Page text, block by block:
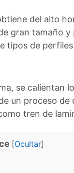
del alto
gran tamaño y
tipos de
se calientan
un proceso
tren de
[Ocultar]